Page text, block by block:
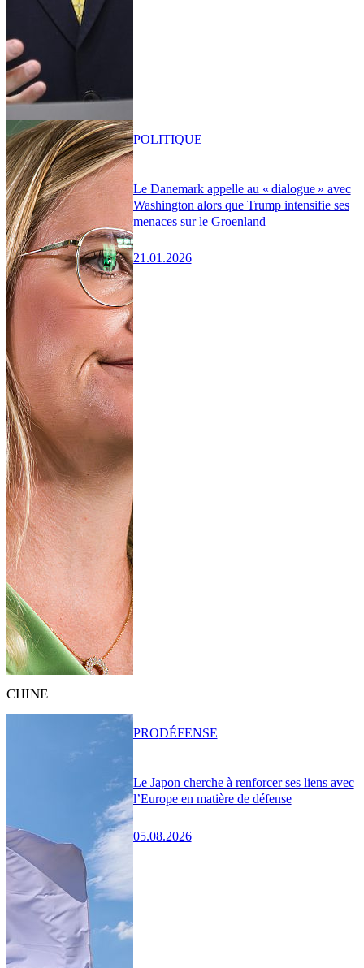
Le Danemark appelle au « dialogue » avec
Washington alors que Trump intensifie ses
menaces sur le Groenland
21.01.2026
POLITIQUE
CHINE
Le Japon cherche à renforcer ses liens avec
l’Europe en matière de défense
05.08.2026
PRODÉFENSE